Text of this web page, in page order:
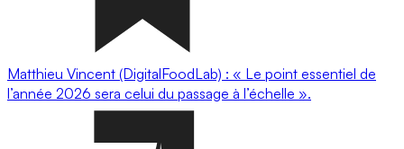
Matthieu Vincent (DigitalFoodLab) : « Le point essentiel de
l’année 2026 sera celui du passage à l’échelle ».